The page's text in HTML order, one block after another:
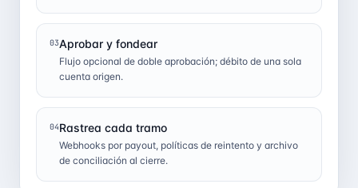
03Aprobar y fondear
Flujo opcional de doble aprobación; débito de una sola
cuenta origen.
04Rastrea cada tramo
Webhooks por payout, políticas de reintento y archivo
de conciliación al cierre.